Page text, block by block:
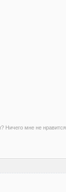
Ничего мне не нравится.